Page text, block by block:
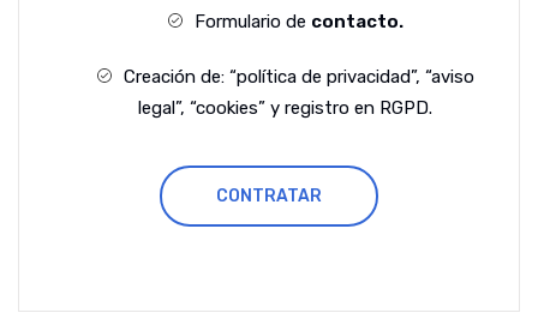
Formulario de contacto.
Creación de: “política de privacidad”, “aviso
legal”, “cookies” y registro en RGPD.
CONTRATAR